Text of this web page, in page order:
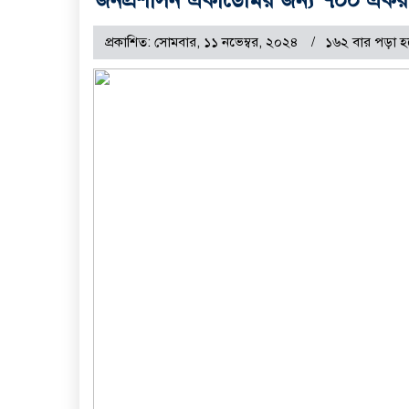
প্রকাশিত: সোমবার, ১১ নভেম্বর, ২০২৪ ১৬২ বার পড়া